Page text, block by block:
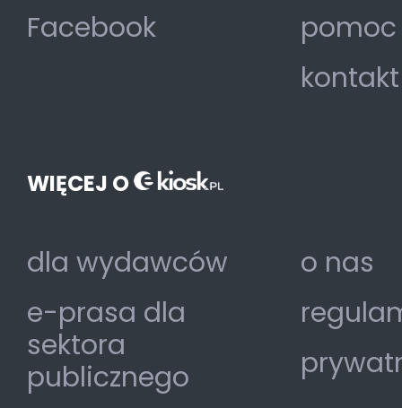
Facebook
pomoc
kontakt
WIĘCEJ O
dla wydawców
e-prasa dla
sektora
publicznego
o nas